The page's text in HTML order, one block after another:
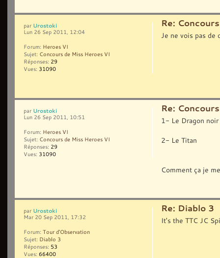
Re:
Je ne vois pas
par Urostoki
Lun 26 Sep 2011, 12:04
Forum: Heroes VI
Sujet: Concours de Miss Heroes VI
Réponses: 29
Vues: 31090
Re:
1- Le Dragon noir
2- Le Titan
Comment ça je
par Urostoki
Lun 26 Sep 2011, 10:51
Forum: Heroes VI
Sujet: Concours de Miss Heroes VI
Réponses: 29
Vues: 31090
Re: Diablo 3
It's the TTC JC
par Urostoki
Mar 20 Sep 2011, 17:32
Forum: Tour d'Observation
Sujet: Diablo 3
Réponses: 53
Vues: 66400